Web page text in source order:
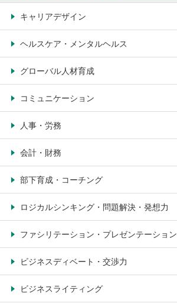
キャリアデザイン
ヘルスケア・メンタルヘルス
グローバル人材育成
コミュニケーション
人事・労務
会計・財務
部下育成・コーチング
ロジカルシンキング・問題解決・発想力
ファシリテーション・プレゼンテーション
ビジネスディベート・交渉力
ビジネスライティング